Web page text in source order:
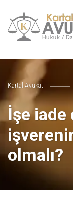
Kartal Avukat
İşe iade
olmalı?